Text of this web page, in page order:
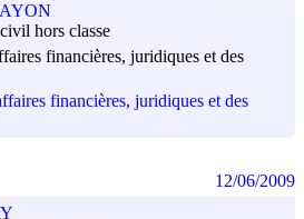
hors classe
financières, juridiques et des
financières, juridiques et des
12/06/2009